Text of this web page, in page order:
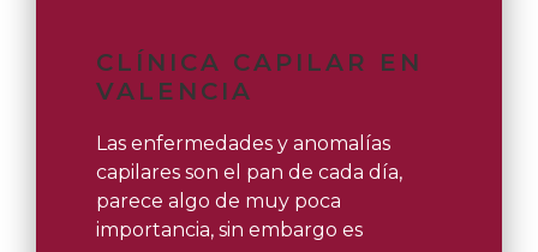
CLÍNICA CAPILAR EN
VALENCIA
Las enfermedades y anomalías
capilares son el pan de cada día,
parece algo de muy poca
importancia, sin embargo es